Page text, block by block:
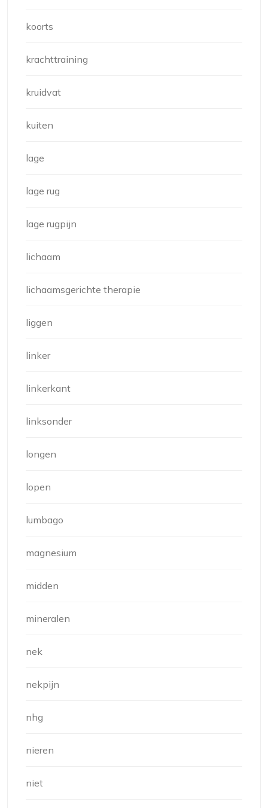
koorts
krachttraining
kruidvat
kuiten
lage
lage rug
lage rugpijn
lichaam
lichaamsgerichte therapie
liggen
linker
linkerkant
linksonder
longen
lopen
lumbago
magnesium
midden
mineralen
nek
nekpijn
nhg
nieren
niet